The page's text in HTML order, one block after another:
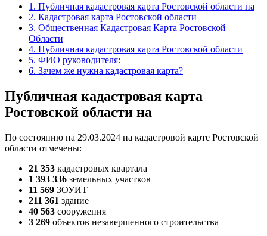
1. Публичная кадастровая карта Ростовской области на
2. Кадастровая карта Ростовской области
3. Общественная Кадастровая Карта Ростовской
Области
4. Публичная кадастровая карта Ростовской области
5. ФИО руководителя:
6. Зачем же нужна кадастровая карта?
Публичная кадастровая карта
Ростовской области на
По состоянию на 29.03.2024 на кадастровой карте Ростовской
области отмечены:
21 353 кадастровых квартала
1 393 336 земельных участков
11 569 ЗОУИТ
211 361 здание
40 563 сооружения
3 269 объектов незавершенного строительства